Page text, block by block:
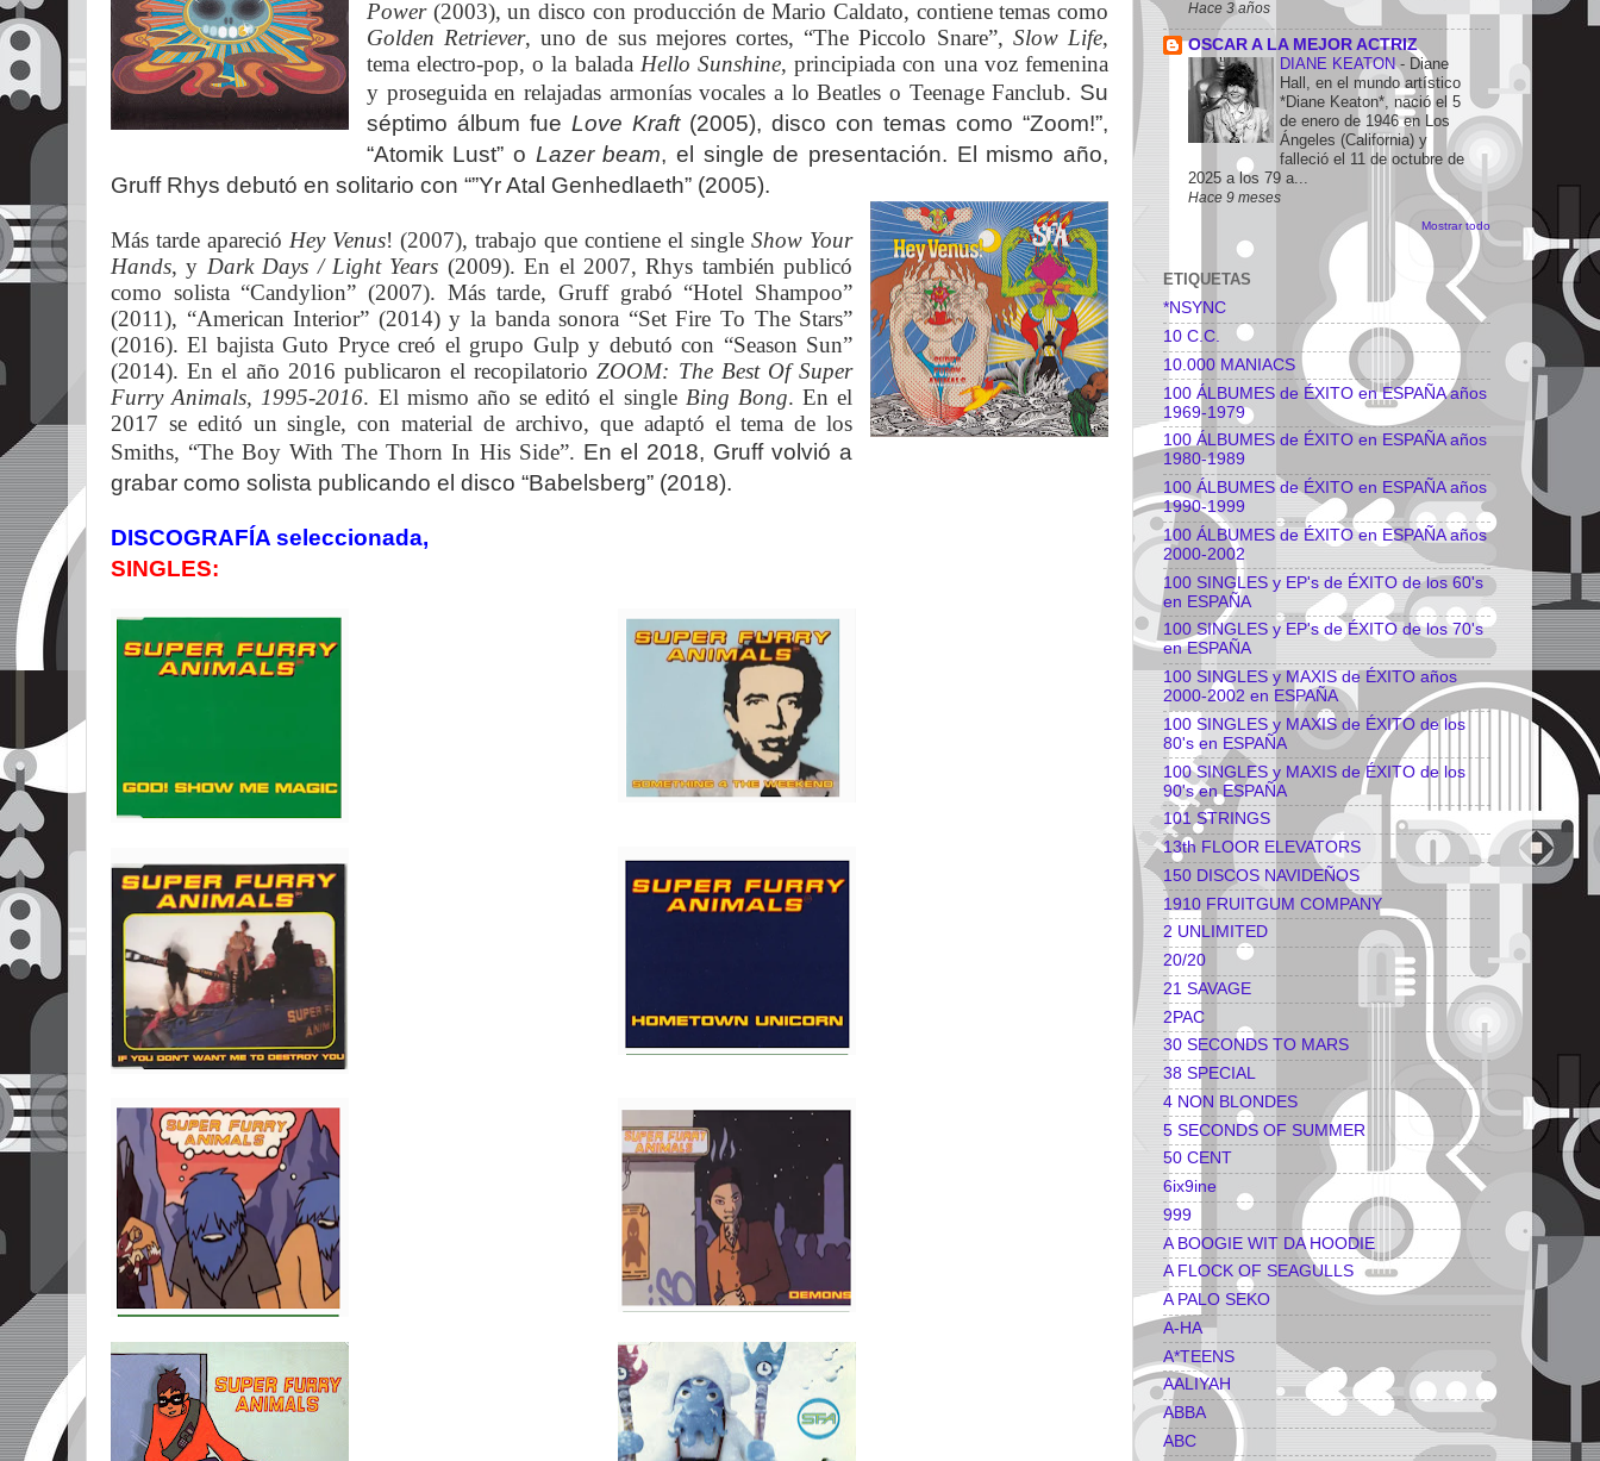
Power(2003), un disco con producción de Mario Caldato, contiene temas como
Golden Retriever, uno de sus mejores cortes, “The Piccolo Snare”, Slow Life,
tema electro-pop, o la balada Hello Sunshine, principiada con una voz femenina
y proseguida en relajadas armonías vocales a lo Beatles o Teenage Fanclub. Su
séptimo álbum fue Love Kraft (2005), disco con temas como “Zoom!”,
“Atomik Lust” o Lazer beam, el single de presentación. El mismo año,
Gruff Rhys debutó en solitario con “”Yr Atal Genhedlaeth” (2005).
Más tarde apareció Hey Venus! (2007), trabajo que contiene el singleShow Your
Hands, y Dark Days / Light Years (2009). En el 2007, Rhys también publicó
como solista “Candylion” (2007). Más tarde, Gruff grabó “Hotel Shampoo”
(2011), “American Interior” (2014) y la banda sonora “Set Fire To The Stars”
(2016).El bajista Guto Pryce creó el grupo Gulp y debutó con “Season Sun”
(2014).En el año 2016 publicaron el recopilatorioZOOM: The Best Of Super
Furry Animals, 1995-2016. El mismo año se editó el single Bing Bong.En el
2017 se editó un single, con material de archivo, que adaptó el tema de los
Smiths, “The Boy With The Thorn In His Side”. En el 2018, Gruff volvió a
grabar como solista publicando el disco “Babelsberg” (2018).
DISCOGRAFÍA seleccionada,
SINGLES:
Hace 3 años
OSCAR A LA MEJOR ACTRIZ
DIANE KEATON- Diane
Hall, en el mundo artístico
*Diane Keaton*, nació el 5
de enero de 1946 en Los
Ángeles (California) y
falleció el 11 de octubre de
2025 a los 79 a...
Hace 9 meses
Mostrar todo
ETIQUETAS
*NSYNC
10 C.C.
10.000 MANIACS
100 ÁLBUMES de ÉXITO en ESPAÑA años
1969-1979
100 ÁLBUMES de ÉXITO en ESPAÑA años
1980-1989
100 ÁLBUMES de ÉXITO en ESPAÑA años
1990-1999
100 ÁLBUMES de ÉXITO en ESPAÑA años
2000-2002
100 SINGLES y EP's de ÉXITO de los 60's
en ESPAÑA
100 SINGLES y EP's de ÉXITO de los 70's
en ESPAÑA
100 SINGLES y MAXIS de ÉXITO años
2000-2002 en ESPAÑA
100 SINGLES y MAXIS de ÉXITO de los
80's en ESPAÑA
100 SINGLES y MAXIS de ÉXITO de los
90's en ESPAÑA
101 STRINGS
13th FLOOR ELEVATORS
150 DISCOS NAVIDEÑOS
1910 FRUITGUM COMPANY
2 UNLIMITED
20/20
21 SAVAGE
2PAC
30 SECONDS TO MARS
38 SPECIAL
4 NON BLONDES
5 SECONDS OF SUMMER
50 CENT
6ix9ine
999
A BOOGIE WIT DA HOODIE
A FLOCK OF SEAGULLS
A PALO SEKO
A-HA
A*TEENS
AALIYAH
ABBA
ABC